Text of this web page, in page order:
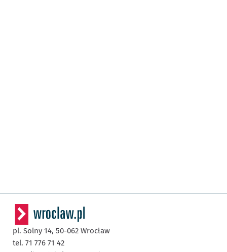
pl. Solny 14, 50-062 Wrocław
tel. 71 776 71 42